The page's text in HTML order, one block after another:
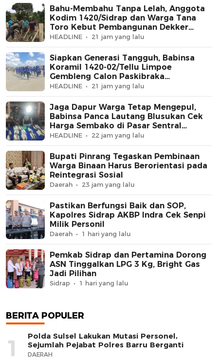
Bahu-Membahu Tanpa Lelah, Anggota
Kodim 1420/Sidrap dan Warga Tana
Toro Kebut Pembangunan Dekker
Jembatan Beton
HEADLINE 21 jam yang lalu
Siapkan Generasi Tangguh, Babinsa
Koramil 1420-02/Tellu Limpoe
Gembleng Calon Paskibraka
Kecamatan
HEADLINE 21 jam yang lalu
Jaga Dapur Warga Tetap Mengepul,
Babinsa Panca Lautang Blusukan Cek
Harga Sembako di Pasar Sentral
Bilokka
HEADLINE 22 jam yang lalu
Bupati Pinrang Tegaskan Pembinaan
Warga Binaan Harus Berorientasi pada
Reintegrasi Sosial
Daerah 23 jam yang lalu
Pastikan Berfungsi Baik dan SOP,
Kapolres Sidrap AKBP Indra Cek Senpi
Milik Personil
Daerah 1 hari yang lalu
Pemkab Sidrap dan Pertamina Dorong
ASN Tinggalkan LPG 3 Kg, Bright Gas
Jadi Pilihan
Sidrap 1 hari yang lalu
BERITA POPULER
1
Polda Sulsel Lakukan Mutasi Personel,
Sejumlah Pejabat Polres Barru Berganti
DAERAH